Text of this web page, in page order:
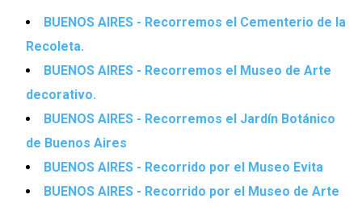
BUENOS AIRES - Recorremos el Cementerio de la
Recoleta.
BUENOS AIRES - Recorremos el Museo de Arte
decorativo.
BUENOS AIRES - Recorremos el Jardín Botánico
de Buenos Aires
BUENOS AIRES - Recorrido por el Museo Evita
BUENOS AIRES - Recorrido por el Museo de Arte